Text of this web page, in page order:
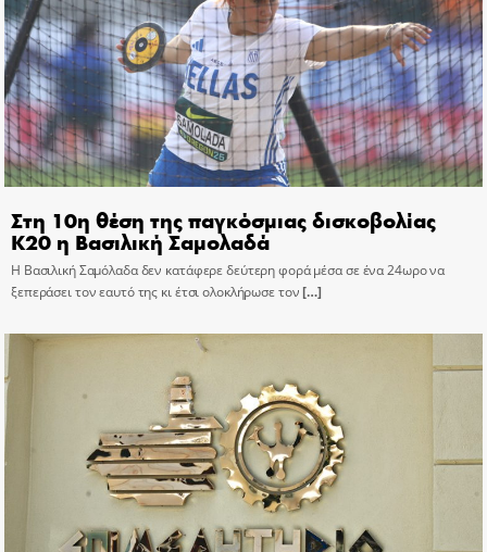
Στη 10η θέση της παγκόσμιας δισκοβολίας
Κ20 η Βασιλική Σαμολαδά
Η Βασιλική Σαμόλαδα δεν κατάφερε δεύτερη φορά μέσα σε ένα 24ωρο να
ξεπεράσει τον εαυτό της κι έτσι ολοκλήρωσε τον[…]